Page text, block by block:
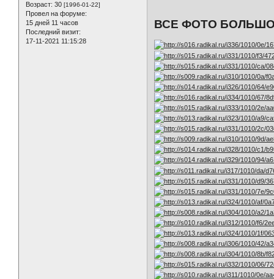
Возраст: 30 [1996-01-22]
Провел на форуме:
15 дней 11 часов
Последний визит:
17-11-2021 11:15:28
ВСЕ ФОТО